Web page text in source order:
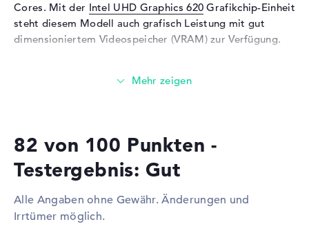
Eingabegeräte
Eingabegeräte
Multi-Touch-Trackpad, Multi-
Touchscreen, Stiftbasiert,
Beleuchtet (hintergrund)
Netzwerk
Netzwerkkarte
Gigabit Ethernet
(10/100/1000)
WLAN
Cores. Mit der Intel UHD Graphics 620 Grafikchip-Einheit
steht diesem Modell auch grafisch Leistung mit gut
dimensioniertem Videospeicher (VRAM) zur Verfügung.
eingeschraubt werden. Dabei handelt es sich um den
MHz). Das Speichervolumen dieses Notebooks steht bei
Festplatte verbaut.
82 von 100 Punkten -
Testergebnis: Gut
Alle Angaben ohne Gewähr. Änderungen und
Irrtümer möglich.